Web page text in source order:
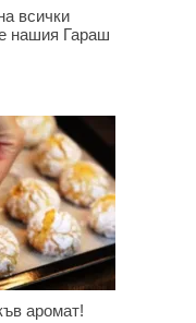
всички
нашия Гараш
аромат!